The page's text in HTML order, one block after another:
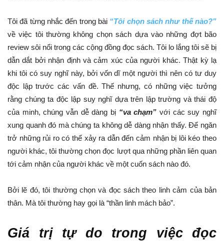
Tôi đã từng nhắc đến trong bài “Tôi chọn sách như thế nào?”
về việc tôi thường không chọn sách dựa vào những đợt bão
review sôi nổi trong các cộng đồng đọc sách. Tôi lo lắng tôi sẽ bị
dẫn dắt bởi nhận định và cảm xúc của người khác. Thật kỳ lạ
khi tôi có suy nghĩ này, bởi vốn dĩ một người thì nên có tư duy
độc lập trước các vấn đề. Thế nhưng, có những việc tưởng
rằng chúng ta độc lập suy nghĩ dựa trên lập trường và thái độ
của minh, chúng vẫn dễ dàng bị “va chạm” với các suy nghĩ
xung quanh đó mà chúng ta không dễ dàng nhận thấy. Để ngăn
trở những rủi ro có thể xảy ra dẫn đến cảm nhận bị lôi kéo theo
người khác, tôi thường chọn đọc lượt qua những phần liên quan
tới cảm nhận của người khác về một cuốn sách nào đó.
Bởi lẽ đó, tôi thường chọn và đọc sách theo linh cảm của bản
thân. Mà tôi thường hay gọi là “thần linh mách bảo”.
Giá trị tự do trong việc đọc